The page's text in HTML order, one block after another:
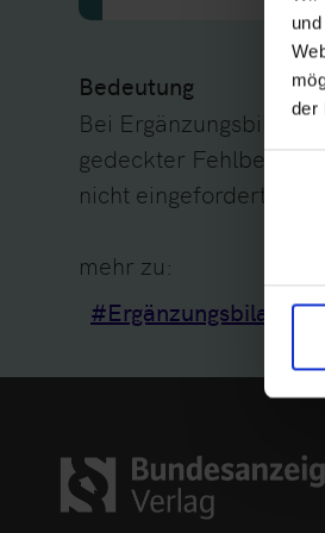
der
Bedeutung
Bei Ergänzungsbilanz
gedeckter Fehlbetrag
nicht eingeforderte
mehr zu:
#Ergänzungsbilanz